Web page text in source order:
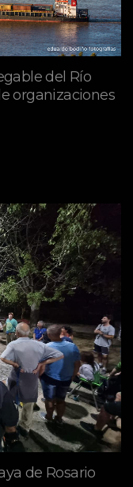
del Río
organizaciones
de Rosario